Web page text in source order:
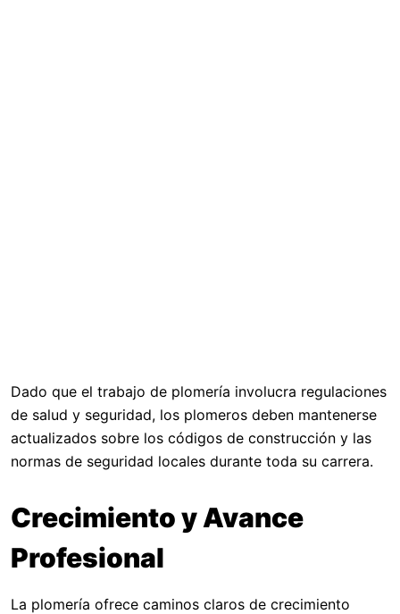
Dado que el trabajo de plomería involucra regulaciones
de salud y seguridad, los plomeros deben mantenerse
actualizados sobre los códigos de construcción y las
normas de seguridad locales durante toda su carrera.
Crecimiento y Avance
Profesional
La plomería ofrece caminos claros de crecimiento